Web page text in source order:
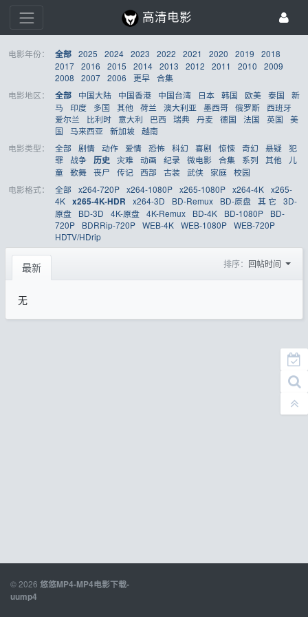
高清电影
电影年份： 全部 2025 2024 2023 2022 2021 2020 2019
2018
2017 2016 2015 2014 2013 2012 2011 2010
2009
2008
2007 2006 更早 合集
电影地区：
全部 中国大陆 中国香港 中国台湾 日本 韩国 欧美 泰国
新
马
印度 多国 其他 荷兰 澳大利亚 墨西哥 俄罗斯 西班牙
爱尔兰
比利时 意大利 巴西 瑞典 丹麦 德国 法国 英国
美
国
马来西亚 新加坡 越南
电影类型：
全部 剧情 动作 爱情 恐怖 科幻 喜剧 惊悚 奇幻 悬疑 犯
罪
战争 历史 灾难 动画 纪录 微电影 合集 系列 其他
儿
童 歌舞 丧尸 传记 西部 古装 武侠 家庭 校园
电影格式：
全部 x264-720P x264-1080P x265-1080P x264-4K x265-
4K x265-4K-HDR x264-3D BD-Remux BD-原盘 其 它
3D-
原盘
BD-3D 4K-原盘 4K-Remux BD-4K BD-1080P
BD-
720P
BDRRip-720P WEB-4K WEB-1080P WEB-720P
HDTV/HDrip
最新 排序： 回帖时间
无
© 2026 悠悠MP4-MP4电影下载-
uump4